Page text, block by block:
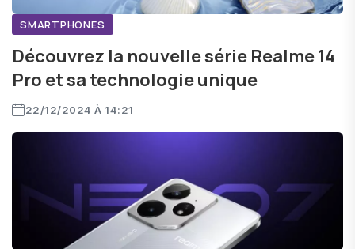
SMARTPHONES
Découvrez la nouvelle série Realme 14
Pro et sa technologie unique
22/12/2024 À 14:21